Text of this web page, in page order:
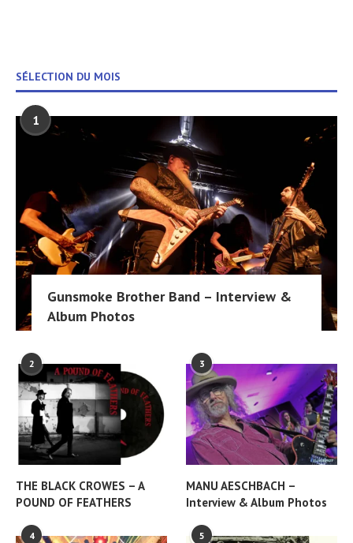
SÉLECTION DU MOIS
1
Gunsmoke Brother Band – Interview &
Album Photos
2
THE BLACK CROWES – A
POUND OF FEATHERS
3
MANU AESCHBACH –
Interview & Album Photos
4 5